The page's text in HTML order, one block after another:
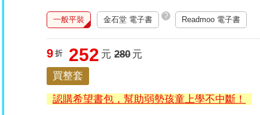
一般平裝 金石堂 電子書 ? Readmoo 電子書
9 折 252 元 280元
買整套
認購希望書包，幫助弱勢孩童上學不中斷！